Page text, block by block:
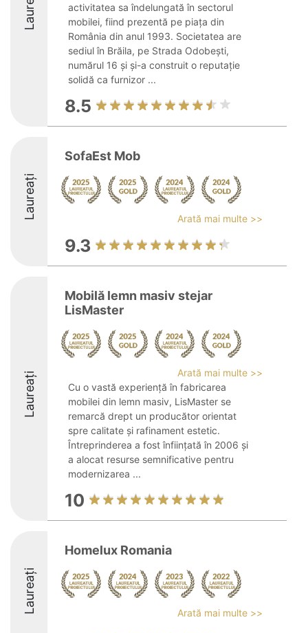
activitatea sa îndelungată în sectorul
mobilei, fiind prezentă pe piața din
România din anul 1993. Societatea are
sediul în Brăila, pe Strada Odobești,
numărul 16 și și-a construit o reputație
solidă ca furnizor ...
8.5
Laureați
SofaEst Mob
Arată mai multe >>
9.3
Laureați
Mobilă lemn masiv stejar
LisMaster
Arată mai multe >>
Cu o vastă experiență în fabricarea
mobilei din lemn masiv, LisMaster se
remarcă drept un producător orientat
spre calitate și rafinament estetic.
Întreprinderea a fost înființată în 2006 și
a alocat resurse semnificative pentru
modernizarea ...
10
Laureați
Homelux Romania
Arată mai multe >>